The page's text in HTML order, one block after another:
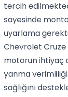
tercih
sayesinde
uyarlama
Chevrolet Cruze
motorun ihtiyaç
yanma
sağlığını